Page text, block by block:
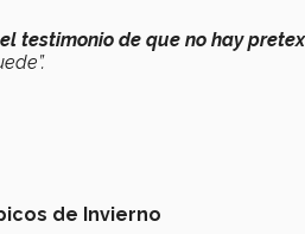
testimonio de que no hay
de Invierno